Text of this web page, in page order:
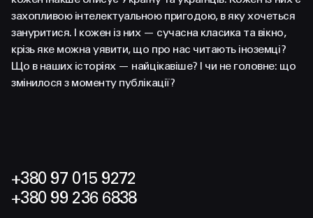
захопливою інтелектуальною пригодою, в яку хочеться
зануритися. І кожен із них — сучасна класика та вікно,
крізь яке можна уявити, що про нас читають іноземці?
Що в наших історіях — найцікавіше? І чи не головне: що
змінилося з моменту публікації?
+380 97 015 9272
+380 99 236 6838